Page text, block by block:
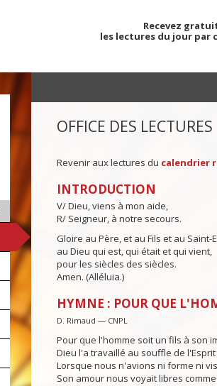
Recevez
les lectures du jour par
OFFICE DES LECTURES
Revenir aux lectures du calendrier
INTRODUCTION
V/ Dieu, viens à mon aide,
R/ Seigneur, à notre secours.
Gloire au Père, et au Fils et au Saint-
au Dieu qui est, qui était et qui vient,
pour les siècles des siècles.
Amen. (Alléluia.)
HYMNE : POUR QUE
D. Rimaud — CNPL
Pour que l'homme soit un fils à son
Dieu l'a travaillé au souffle de l'Esprit
Lorsque nous n'avions ni forme ni
Son amour nous voyait libres